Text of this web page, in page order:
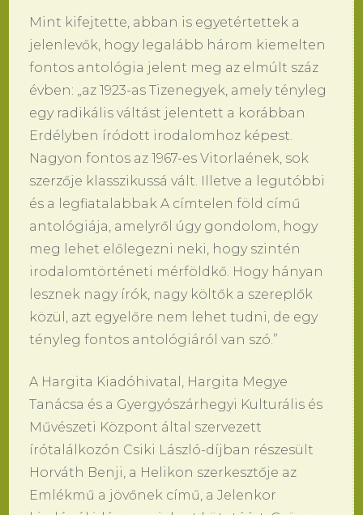
Mint kifejtette, abban is egyetértettek a
jelenlevők, hogy legalább három kiemelten
fontos antológia jelent meg az elmúlt száz
évben: „az 1923-as Tizenegyek, amely tényleg
egy radikális váltást jelentett a korábban
Erdélyben íródott irodalomhoz képest.
Nagyon fontos az 1967-es Vitorlaének, sok
szerzője klasszikussá vált. Illetve a legutóbbi
és a legfiatalabbak A címtelen föld című
antológiája, amelyről úgy gondolom, hogy
meg lehet előlegezni neki, hogy szintén
irodalomtörténeti mérföldkő. Hogy hányan
lesznek nagy írók, nagy költők a szereplők
közül, azt egyelőre nem lehet tudni, de egy
tényleg fontos antológiáról van szó.”
A Hargita Kiadóhivatal, Hargita Megye
Tanácsa és a Gyergyószárhegyi Kulturális és
Művészeti Központ által szervezett
írótalálkozón Csiki László-díjban részesült
Horváth Benji, a Helikon szerkesztője az
Emlékmű a jövőnek című, a Jelenkor